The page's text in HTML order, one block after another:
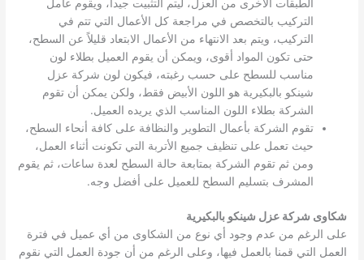
الطبقات الأخرى من العزل، ليتم التثبيت جيداً، ويقوم عامل
التركيب بالتخصص في مراجعة كل الأعمال التي تتم في
التركيب، ويتم بعد الانتهاء من الأعمال الابتعاد قليلاً عن السطح،
حتى تكون المواد أقوى، ويمكن أن يقوم العميل بطلاء لون
مناسب للسطح على حسب رغبته، فيكون لون شركة عزل
شينكو بالبكيرية هو اللون الأبيض فقط، ولكن يمكن أن تقوم
الشركة بطلاء اللون المناسب الذي يريده العميل.
تقوم الشركة بأعمال التطوير والنظافة على كافة أنحاء السطح،
حيث تعمل على تنظيف جميع الأتربة التي تكونت أثناء العمل،
ومن ثم تقوم الشركة بمتابعة حالة السطح لعدة ساعات، ثم يقوم
المشرف بتسليم السطح للعميل على أفضل وجه.
شكاوى شركة عزل شينكو بالبكيرية
على الرغم من عدم وجود أي نوع من الشكاوى من أي عميل في فترة
العمل التي قمنا بالعمل فيها، وعلى الرغم من أن جودة العمل التي نقوم